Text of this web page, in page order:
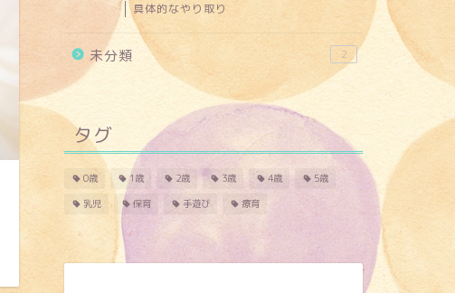
具体的なやり取り
未分類 2
タグ
0歳 1歳 2歳 3歳 4歳
5歳
乳児
保育 手遊び 療育